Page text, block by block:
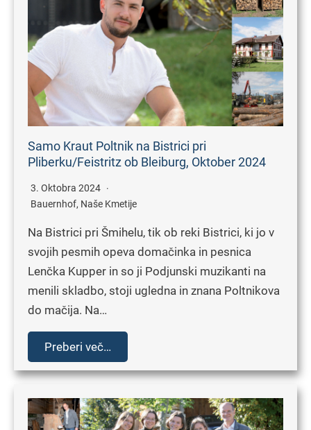
Samo Kraut Poltnik na Bistrici pri
Pliberku/Feistritz ob Bleiburg, Oktober 2024
3. Oktobra 2024
Bauernhof, Naše Kmetije
Na Bistrici pri Šmihelu, tik ob reki Bistrici, ki jo v
svojih pesmih opeva domačinka in pesnica
Lenčka Kupper in so ji Podjunski muzikanti na
menili skladbo, stoji ugledna in znana Poltnikova
do mačija. Na…
Preberi več…